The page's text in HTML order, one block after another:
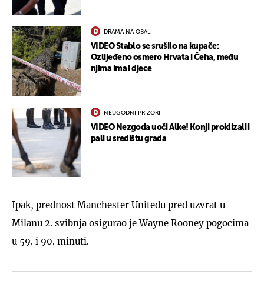
DRAMA NA OBALI
VIDEO Stablo se srušilo na kupače:
Ozlijeđeno osmero Hrvata i Čeha, među
njima ima i djece
NEUGODNI PRIZORI
VIDEO Nezgoda uoči Alke! Konji proklizali i
pali u središtu grada
Ipak, prednost Manchester Unitedu pred uzvrat u
Milanu 2. svibnja osigurao je Wayne Rooney pogocima
u 59. i 90. minuti.